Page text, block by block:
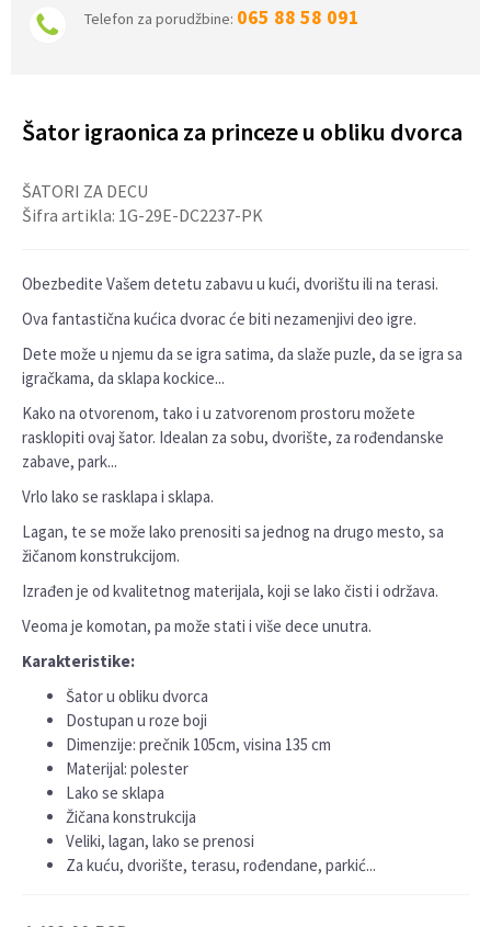
Telefon za porudžbine: 065 88 58 091
Šator igraonica za princeze u obliku dvorca
ŠATORI ZA DECU
Šifra artikla: 1G-29E-DC2237-PK
Obezbedite Vašem detetu zabavu u kući, dvorištu ili na terasi.
Ova fantastična kućica dvorac će biti nezamenjivi deo igre.
Dete može u njemu da se igra satima, da slaže puzle, da se igra sa
igračkama, da sklapa kockice...
Kako na otvorenom, tako i u zatvorenom prostoru možete
rasklopiti ovaj šator. Idealan za sobu, dvorište, za rođendanske
zabave, park...
Vrlo lako se rasklapa i sklapa.
Lagan, te se može lako prenositi sa jednog na drugo mesto, sa
žičanom konstrukcijom.
Izrađen je od kvalitetnog materijala, koji se lako čisti i održava.
Veoma je komotan, pa može stati i više dece unutra.
Karakteristike:
Šator u obliku dvorca
Dostupan u roze boji
Dimenzije: prečnik 105cm, visina 135 cm
Materijal: polester
Lako se sklapa
Žičana konstrukcija
Veliki, lagan, lako se prenosi
Za kuću, dvorište, terasu, rođendane, parkić...